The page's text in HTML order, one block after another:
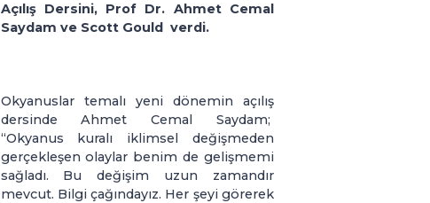
Açılış Dersini, Prof Dr. Ahmet Cemal
Saydam ve Scott Gould verdi.
Okyanuslar temalı yeni dönemin açılış
dersinde Ahmet Cemal Saydam;
“Okyanus kuralı iklimsel değişmeden
gerçekleşen olaylar benim de gelişmemi
sağladı. Bu değişim uzun zamandır
mevcut. Bilgi çağındayız. Her şeyi görerek